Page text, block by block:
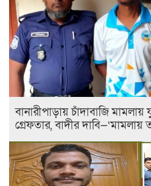
বানারীপাড়ায় চাঁদাবাজি
গ্রেফতার, বাদীর দাবি—‘মামলায়